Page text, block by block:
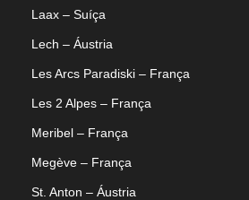
Laax – Suíça
Lech – Áustria
Les Arcs Paradiski – França
Les 2 Alpes – França
Meribel – França
Megève – França
St. Anton – Áustria